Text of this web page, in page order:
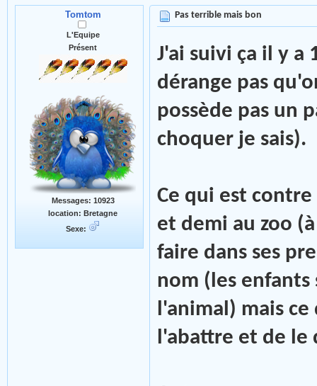
Tomtom
L'Equipe
Présent
Messages: 10923
location: Bretagne
Sexe:
Pas terrible mais bon
J'ai suivi ça il y a
dérange pas
possède pas un
choquer je sais).
Ce qui est
et demi au zoo
faire dans ses
nom (les
l'animal) mais
l'abattre et de le